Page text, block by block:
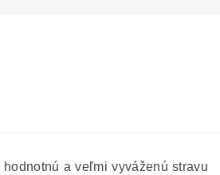
a veľmi vyváženú stravu